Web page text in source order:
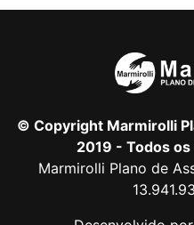
© Copyright Marmirolli
2019 - Todos
Marmirolli Plano de